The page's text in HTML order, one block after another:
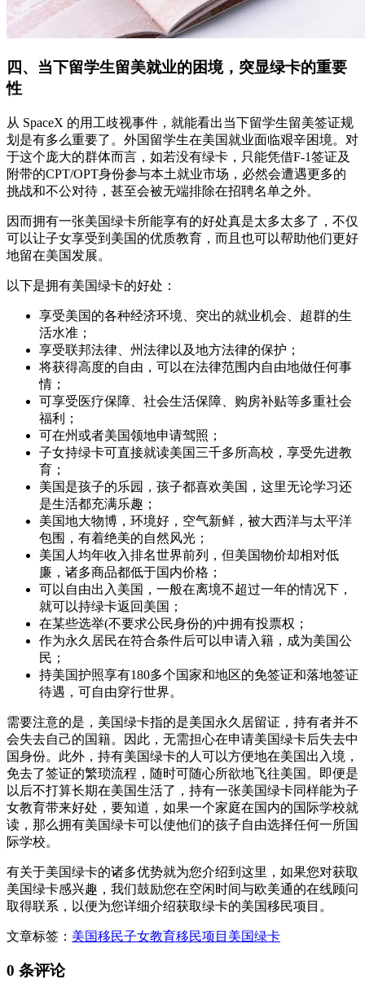
四、当下留学生留美就业的困境，突显绿卡的重要
性
从 SpaceX 的用工歧视事件，就能看出当下留学生留美签证规
划是有多么重要了。外国留学生在美国就业面临艰辛困境。对
于这个庞大的群体而言，如若没有绿卡，只能凭借F-1签证及
附带的CPT/OPT身份参与本土就业市场，必然会遭遇更多的
挑战和不公对待，甚至会被无端排除在招聘名单之外。
因而拥有一张美国绿卡所能享有的好处真是太多太多了，不仅
可以让子女享受到美国的优质教育，而且也可以帮助他们更好
地留在美国发展。
以下是拥有美国绿卡的好处：
享受美国的各种经济环境、突出的就业机会、超群的生
活水准；
享受联邦法律、州法律以及地方法律的保护；
将获得高度的自由，可以在法律范围内自由地做任何事
情；
可享受医疗保障、社会生活保障、购房补贴等多重社会
福利；
可在州或者美国领地申请驾照；
子女持绿卡可直接就读美国三千多所高校，享受先进教
育；
美国是孩子的乐园，孩子都喜欢美国，这里无论学习还
是生活都充满乐趣；
美国地大物博，环境好，空气新鲜，被大西洋与太平洋
包围，有着绝美的自然风光；
美国人均年收入排名世界前列，但美国物价却相对低
廉，诸多商品都低于国内价格；
可以自由出入美国，一般在离境不超过一年的情况下，
就可以持绿卡返回美国；
在某些选举(不要求公民身份的)中拥有投票权；
作为永久居民在符合条件后可以申请入籍，成为美国公
民；
持美国护照享有180多个国家和地区的免签证和落地签证
待遇，可自由穿行世界。
需要注意的是，美国绿卡指的是美国永久居留证，持有者并不
会失去自己的国籍。因此，无需担心在申请美国绿卡后失去中
国身份。此外，持有美国绿卡的人可以方便地在美国出入境，
免去了签证的繁琐流程，随时可随心所欲地飞往美国。即便是
以后不打算长期在美国生活了，持有一张美国绿卡同样能为子
女教育带来好处，要知道，如果一个家庭在国内的国际学校就
读，那么拥有美国绿卡可以使他们的孩子自由选择任何一所国
际学校。
有关于美国绿卡的诸多优势就为您介绍到这里，如果您对获取
美国绿卡感兴趣，我们鼓励您在空闲时间与欧美通的在线顾问
取得联系，以便为您详细介绍获取绿卡的美国移民项目。
文章标签： 美国移民子女教育移民项目 美国绿卡
0 条评论